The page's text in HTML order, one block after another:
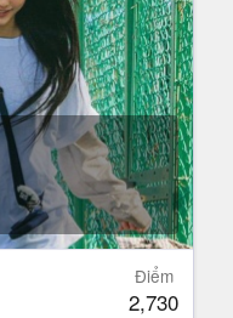
Điểm
2,730